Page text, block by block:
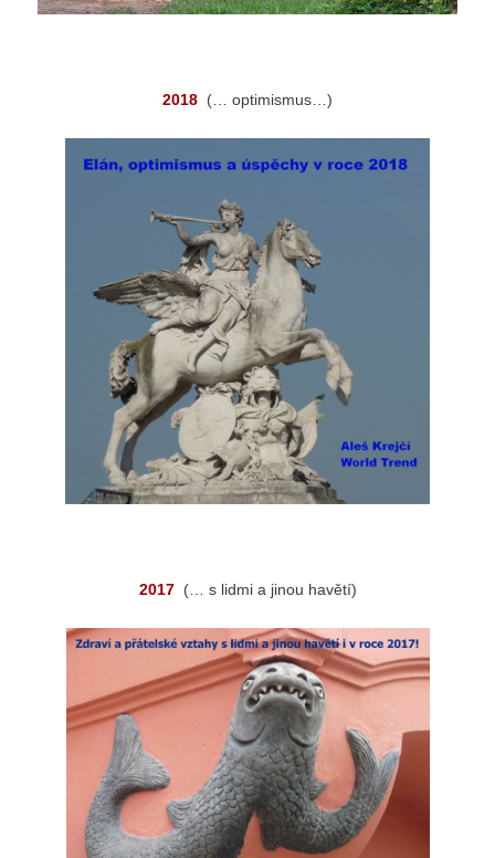
2018 (… optimismus…)
2017 (… s lidmi a jinou havětí)